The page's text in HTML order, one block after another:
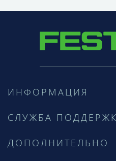
ИНФОРМАЦИЯ
СЛУЖБА
ДОПОЛНИТЕЛЬНО